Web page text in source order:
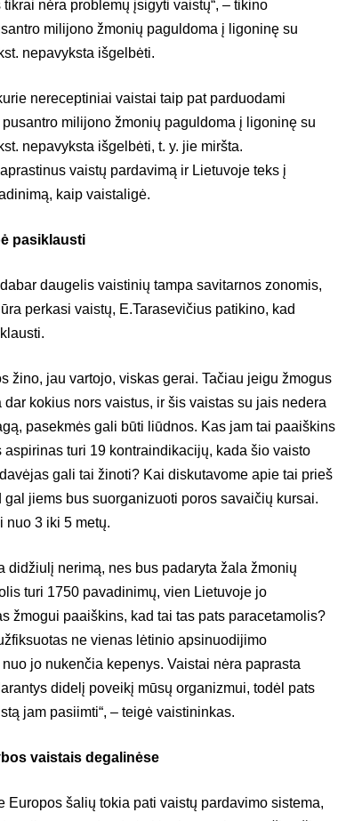
nėra problemų įsigyti vaistų“, – tikino
milijono žmonių paguldoma į ligoninę su
nepavyksta išgelbėti.
nereceptiniai vaistai taip pat parduodami
milijono žmonių paguldoma į ligoninę su
nepavyksta išgelbėti, t. y. jie miršta.
vaistų pardavimą ir Lietuvoje teks į
kaip vaistaligė.
pasiklausti
daugelis vaistinių tampa savitarnos zonomis,
perkasi vaistų, E.Tarasevičius patikino, kad
žino, jau vartojo, viskas gerai. Tačiau jeigu žmogus
kokius nors vaistus, ir šis vaistas su jais nedera
pasekmės gali būti liūdnos. Kas jam tai paaiškins
turi 19 kontraindikacijų, kada šio vaisto
gali tai žinoti? Kai diskutavome apie tai prieš
jiems bus suorganizuoti poros savaičių kursai.
nuo 3 iki 5 metų.
didžiulį nerimą, nes bus padaryta žala žmonių
turi 1750 pavadinimų, vien Lietuvoje jo
žmogui paaiškins, kad tai tas pats paracetamolis?
ne vienas lėtinio apsinuodijimo
jo nukenčia kepenys. Vaistai nėra paprasta
didelį poveikį mūsų organizmui, todėl pats
jam pasiimti“, – teigė vaistininkas.
vaistais degalinėse
Europos šalių tokia pati vaistų pardavimo sistema,